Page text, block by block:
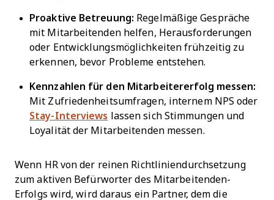
Proaktive Betreuung: Regelmäßige Gespräche
mit Mitarbeitenden helfen, Herausforderungen
oder Entwicklungsmöglichkeiten frühzeitig zu
erkennen, bevor Probleme entstehen.
Kennzahlen für den Mitarbeitererfolg messen:
Mit Zufriedenheitsumfragen, internem NPS oder
Stay-Interviews lassen sich Stimmungen und
Loyalität der Mitarbeitenden messen.
Wenn HR von der reinen Richtliniendurchsetzung
zum aktiven Befürworter des Mitarbeitenden-
Erfolgs wird, wird daraus ein Partner, dem die